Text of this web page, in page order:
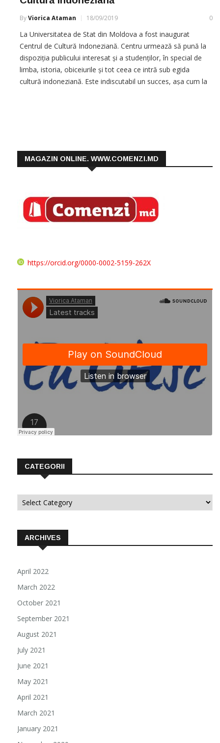
ByViorica Ataman 18/09/2019 0
La Universitatea de Stat din Moldova a fost inaugurat
Centrul de Cultură Indoneziană. Centru urmează să pună la
dispoziția publicului interesat și a studenților, în special de
limba, istoria, obiceiurile și tot ceea ce intră sub egida
cultură indoneziană. Este indiscutabil un succes, așa cum la
MAGAZIN ONLINE. WWW.COMENZI.MD
https://orcid.org/0000-0002-5159-262X
CATEGORII
Categorii
ARCHIVES
April 2022
March 2022
October 2021
September 2021
August 2021
July 2021
June 2021
May 2021
April 2021
March 2021
January 2021